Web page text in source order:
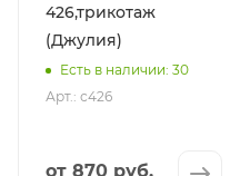
426,трикотаж
(Джулия)
Есть в наличии: 30
Арт.: с426
от 870 руб.